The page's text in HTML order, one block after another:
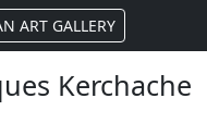
ART GALLERY
Kerchache